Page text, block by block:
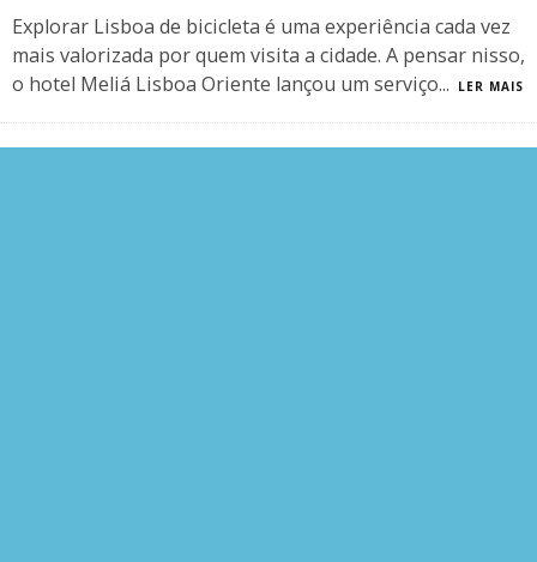
Explorar Lisboa de bicicleta é uma experiência cada vez
mais valorizada por quem visita a cidade. A pensar nisso,
o hotel Meliá Lisboa Oriente lançou um serviço... LER MAIS